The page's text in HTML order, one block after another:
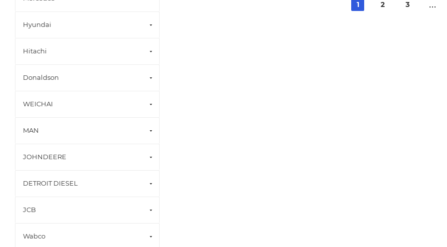
1 2 3
Hyundai
Hitachi
Donaldson
WEICHAI
MAN
JOHNDEERE
DETROIT DIESEL
JCB
Wabco